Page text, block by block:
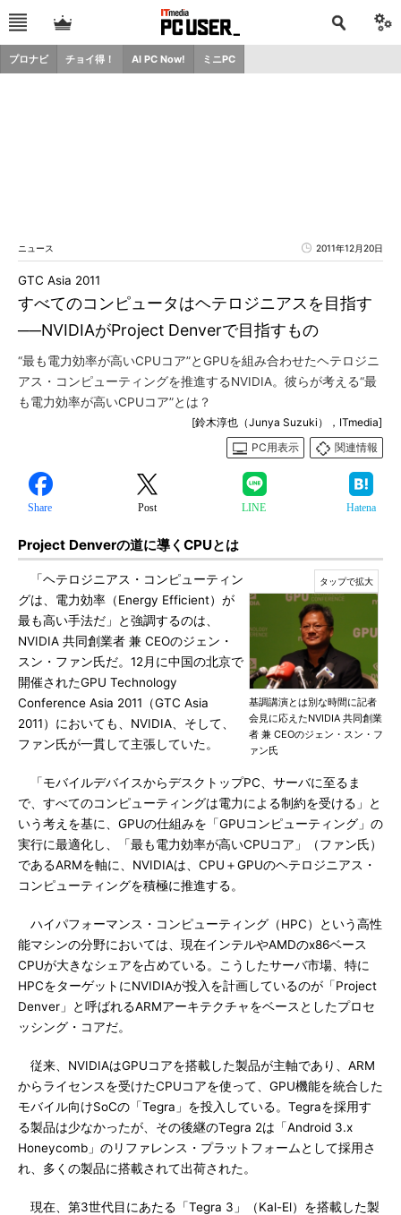
プロナビ チョイ得！ AI PC Now! ミニPC
ニュース 2011年12月20日
すべてのコンピュータはヘテロジニアスを目指す
──NVIDIAがProject Denverで目指すもの
GTC Asia 2011
“最も電力効率が高いCPUコア”とGPUを組み合わせたヘテロジニ
アス・コンピューティングを推進するNVIDIA。彼らが考える“最
も電力効率が高いCPUコア”とは？
[鈴木淳也（Junya Suzuki），ITmedia]
PC用表示
関連情報
Share Post LINE Hatena
Project Denverの道に導くCPUとは
基調講演とは別な時間に記者
会見に応えたNVIDIA 共同創業
者 兼 CEOのジェン・スン・フ
ァン氏
「ヘテロジニアス・コンピューティン
グは、電力効率（Energy Efficient）が
最も高い手法だ」と強調するのは、
NVIDIA 共同創業者 兼 CEOのジェン・
スン・ファン氏だ。12月に中国の北京で
開催されたGPU Technology
Conference Asia 2011（GTC Asia
2011）においても、NVIDIA、そして、
ファン氏が一貫して主張していた。
「モバイルデバイスからデスクトップPC、サーバに至るま
で、すべてのコンピューティングは電力による制約を受ける」と
いう考えを基に、GPUの仕組みを「GPUコンピューティング」の
実行に最適化し、「最も電力効率が高いCPUコア」（ファン氏）
であるARMを軸に、NVIDIAは、CPU＋GPUのヘテロジニアス・
コンピューティングを積極に推進する。
ハイパフォーマンス・コンピューティング（HPC）という高性
能マシンの分野においては、現在インテルやAMDのx86ベース
CPUが大きなシェアを占めている。こうしたサーバ市場、特に
HPCをターゲットにNVIDIAが投入を計画しているのが「Project
Denver」と呼ばれるARMアーキテクチャをベースとしたプロセ
ッシング・コアだ。
従来、NVIDIAはGPUコアを搭載した製品が主軸であり、ARM
からライセンスを受けたCPUコアを使って、GPU機能を統合した
モバイル向けSoCの「Tegra」を投入している。Tegraを採用す
る製品は少なかったが、その後継のTegra 2は「Android 3.x
Honeycomb」のリファレンス・プラットフォームとして採用さ
れ、多くの製品に搭載されて出荷された。
現在、第3世代目にあたる「Tegra 3」（Kal-El）を搭載した製